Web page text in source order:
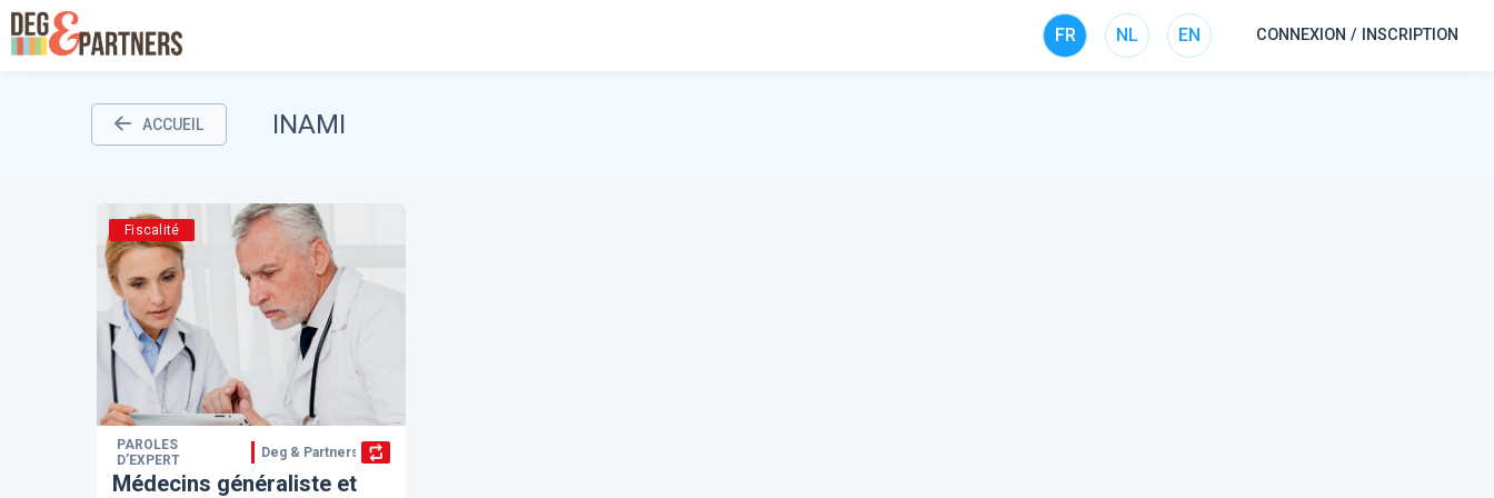
FR NL EN CONNEXION / INSCRIPTION
ACCUEIL INAMI
Fiscalité
PAROLES
D’EXPERT
Deg & Partners
Médecins généraliste et